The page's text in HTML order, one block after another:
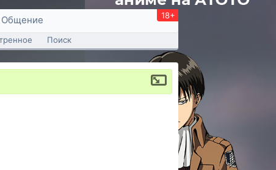
Общение 18+
Поиск